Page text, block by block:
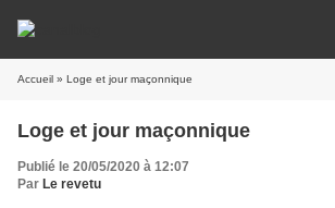
Accueil » Loge et jour maçonnique
Loge et jour maçonnique
Publié le 20/05/2020 à 12:07
Par Le revetu